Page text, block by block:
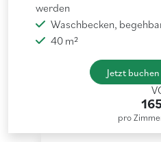
werden
Waschbecken,
40 m²
Jetzt buchen
pro